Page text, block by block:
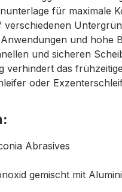
für maximale
verschiedenen
und hohe
und sicheren
verhindert das
oder
Abrasives
gemischt mit